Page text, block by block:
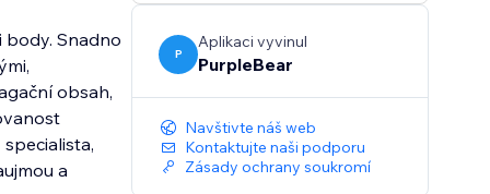
body. Snadno
obsah,
a
P
Aplikaci vyvinul
PurpleBear
Navštivte náš web
Kontaktujte naši podporu
Zásady ochrany soukromí